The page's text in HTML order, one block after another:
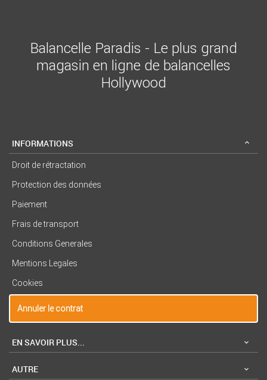
Balancelle Paradis - Le plus grand
magasin en ligne de balancelles
Hollywood
INFORMATIONS
Droit de rétractation
Protection des données
Paiement
Frais de transport
Conditions Generales
Mentions Legales
Cookies
Annuler le contrat
EN SAVOIR PLUS...
AUTRE